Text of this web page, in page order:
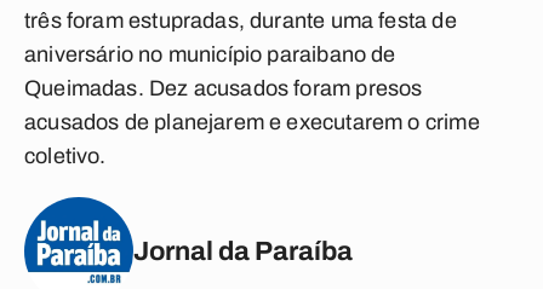
três foram estupradas, durante uma festa de
aniversário no município paraibano de
Queimadas. Dez acusados foram presos
acusados de planejarem e executarem o crime
coletivo.
Jornal da Paraíba